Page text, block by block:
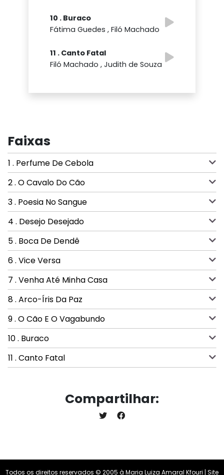
10 . Buraco
Fátima Guedes , Filó Machado
11 . Canto Fatal
Filó Machado , Judith de Souza
Faixas
1 . Perfume De Cebola
2 . O Cavalo Do Cão
3 . Poesia No Sangue
4 . Desejo Desejado
5 . Boca De Dendê
6 . Vice Versa
7 . Venha Até Minha Casa
8 . Arco-Íris Da Paz
9 . O Cão E O Vagabundo
10 . Buraco
11 . Canto Fatal
Compartilhar:
Todos os direitos reservados © 2005 à Maria Luiza Amaral Kfouri | Site